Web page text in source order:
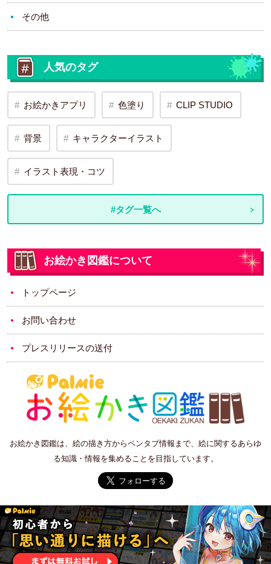
その他
人気のタグ
お絵かきアプリ 色塗り CLIP STUDIO
背景 キャラクターイラスト
イラスト表現・コツ
#タグ一覧へ
お絵かき図鑑について
トップページ
お問い合わせ
プレスリリースの送付
お絵かき図鑑は、絵の描き方からペンタブ情報まで、絵に関するあらゆ
る知識・情報を集めることを目指しています。